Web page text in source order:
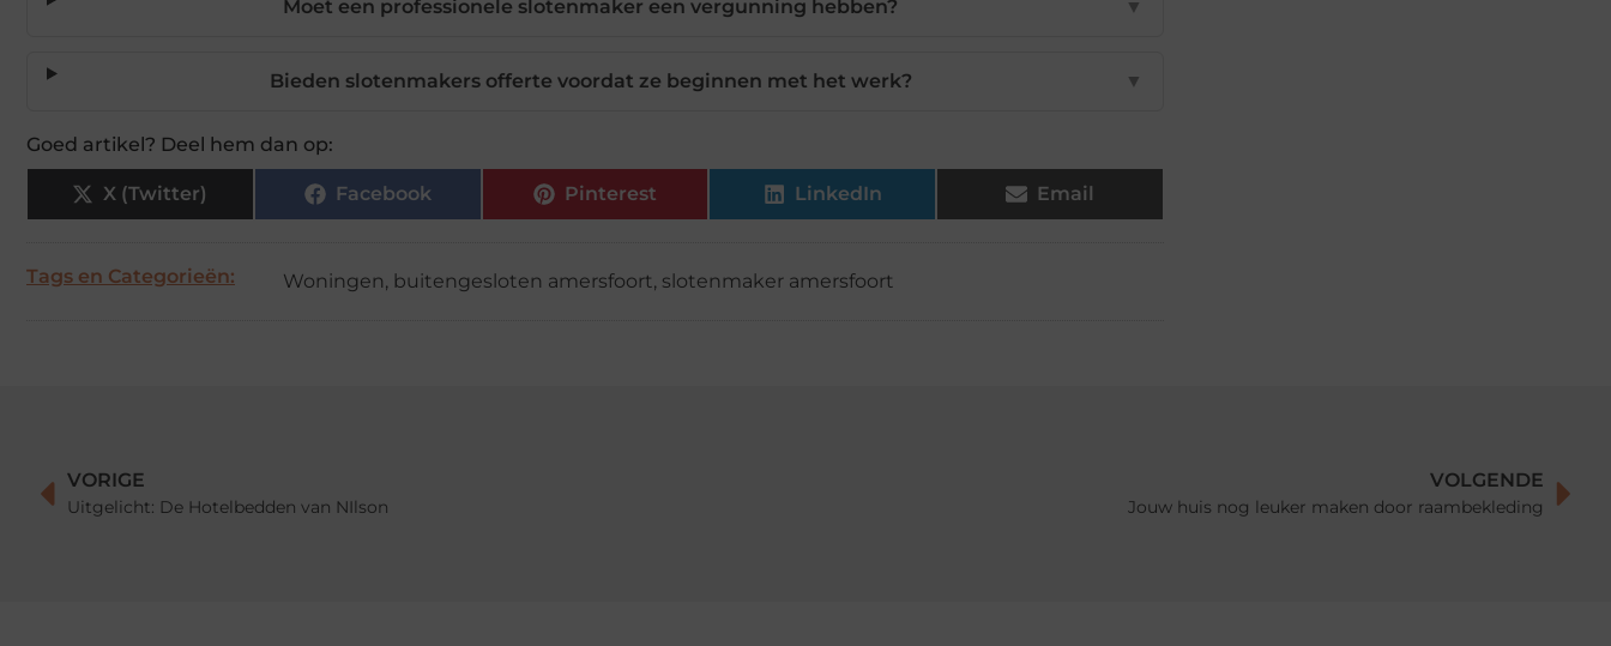
Moet een professionele slotenmaker een vergunning hebben? ▼
Bieden slotenmakers offerte voordat ze beginnen met het werk? ▼
Goed artikel? Deel hem dan op:
X (Twitter) Facebook Pinterest LinkedIn Email
Tags en Categorieën: Woningen, buitengesloten amersfoort, slotenmaker amersfoort
VORIGE
Uitgelicht: De Hotelbedden van NIlson
VOLGENDE
Jouw huis nog leuker maken door raambekleding